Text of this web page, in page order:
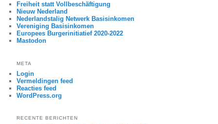
Freiheit statt Vollbeschäftigung
Nieuw Nederland
Nederlandstalig Netwerk Basisinkomen
Vereniging Basisinkomen
Europees Burgerinitiatief 2020-2022
Mastodon
META
Login
Vermeldingen feed
Reacties feed
WordPress.org
RECENTE BERICHTEN